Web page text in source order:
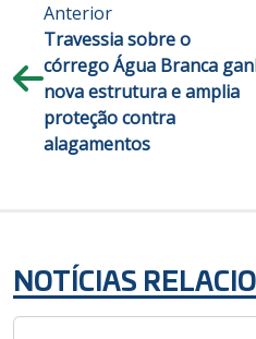
Anterior
Travessia sobre o
córrego Água Branca
nova estrutura e amplia
proteção contra
alagamentos
NOTÍCIAS